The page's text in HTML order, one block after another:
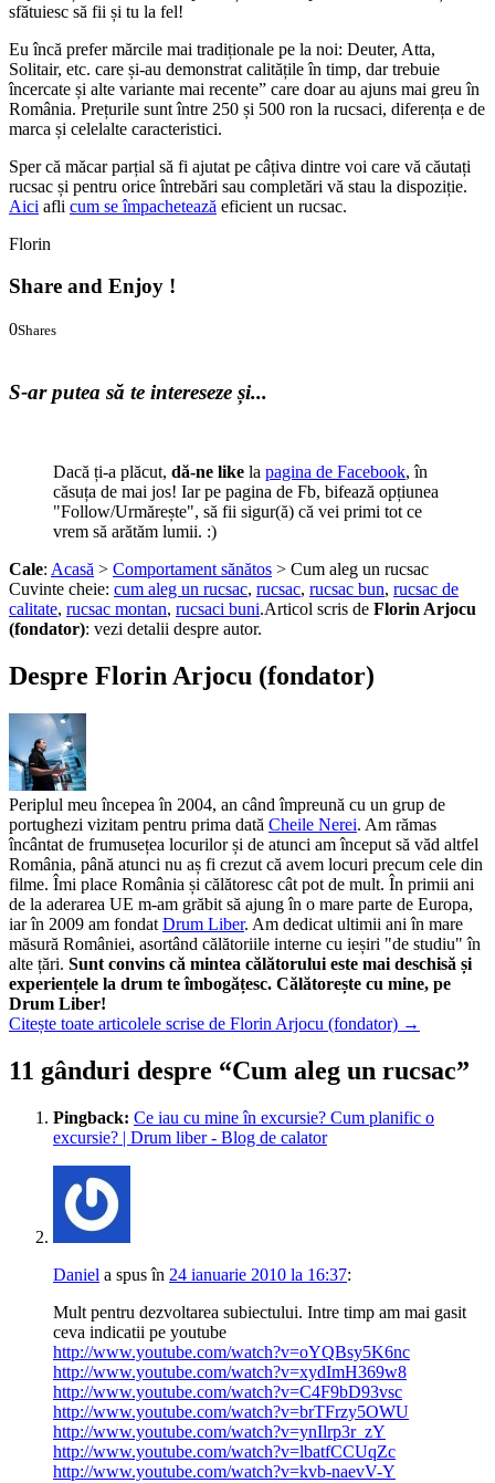
sfătuiesc să fii și tu la fel!
Eu încă prefer mărcile mai tradiționale pe la noi: Deuter, Atta,
Solitair, etc. care și-au demonstrat calitățile în timp, dar trebuie
încercate și alte variante mai recente” care doar au ajuns mai greu în
România. Prețurile sunt între 250 și 500 ron la rucsaci, diferența e de
marca și celelalte caracteristici.
Sper că măcar parțial să fi ajutat pe câțiva dintre voi care vă căutați
rucsac și pentru orice întrebări sau completări vă stau la dispoziție.
Aici afli cum se împachetează eficient un rucsac.
Florin
Share and Enjoy !
0Shares
S-ar putea să te intereseze și...
Dacă ți-a plăcut, dă-ne like la pagina de Facebook, în
căsuța de mai jos! Iar pe pagina de Fb, bifează opțiunea
"Follow/Urmărește", să fii sigur(ă) că vei primi tot ce
vrem să arătăm lumii. :)
Cale: Acasă > Comportament sănătos > Cum aleg un rucsac
Cuvinte cheie: cum aleg un rucsac, rucsac, rucsac bun, rucsac de
calitate, rucsac montan, rucsaci buni.Articol scris de Florin Arjocu
(fondator): vezi detalii despre autor.
Despre Florin Arjocu (fondator)
Periplul meu începea în 2004, an când împreună cu un grup de
portughezi vizitam pentru prima dată Cheile Nerei. Am rămas
încântat de frumusețea locurilor și de atunci am început să văd altfel
România, până atunci nu aș fi crezut că avem locuri precum cele din
filme. Îmi place România și călătoresc cât pot de mult. În primii ani
de la aderarea UE m-am grăbit să ajung în o mare parte de Europa,
iar în 2009 am fondat Drum Liber. Am dedicat ultimii ani în mare
măsură României, asortând călătoriile interne cu ieșiri "de studiu" în
alte țări. Sunt convins că mintea călătorului este mai deschisă și
experiențele la drum te îmbogățesc. Călătorește cu mine, pe
Drum Liber!
Citește toate articolele scrise de Florin Arjocu (fondator) →
11 gânduri despre “Cum aleg un rucsac”
Pingback: Ce iau cu mine în excursie? Cum planific o
excursie? | Drum liber - Blog de calator
Daniel a spusîn 24 ianuarie 2010 la 16:37:
Mult pentru dezvoltarea subiectului. Intre timp am mai gasit
ceva indicatii pe youtube
http://www.youtube.com/watch?v=oYQBsy5K6nc
http://www.youtube.com/watch?v=xydImH369w8
http://www.youtube.com/watch?v=C4F9bD93vsc
http://www.youtube.com/watch?v=brTFrzy5OWU
http://www.youtube.com/watch?v=ynIlrp3r_zY
http://www.youtube.com/watch?v=lbatfCCUqZc
http://www.youtube.com/watch?v=kvb-naevV-Y